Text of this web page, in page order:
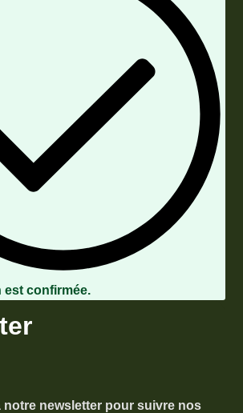
est confirmée.
notre newsletter pour suivre nos